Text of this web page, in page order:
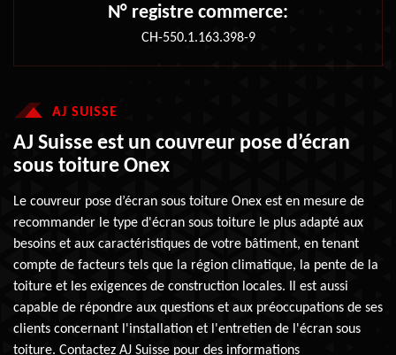
N° registre commerce:
CH-550.1.163.398-9
AJ SUISSE
AJ Suisse est un couvreur pose d’écran
sous toiture Onex
Le couvreur pose d’écran sous toiture Onex est en mesure de
recommander le type d'écran sous toiture le plus adapté aux
besoins et aux caractéristiques de votre bâtiment, en tenant
compte de facteurs tels que la région climatique, la pente de la
toiture et les exigences de construction locales. Il est aussi
capable de répondre aux questions et aux préoccupations de ses
clients concernant l'installation et l'entretien de l'écran sous
toiture. Contactez AJ Suisse pour des informations